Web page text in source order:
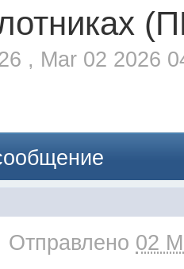
, Mar 02 2026
Отправлено 02